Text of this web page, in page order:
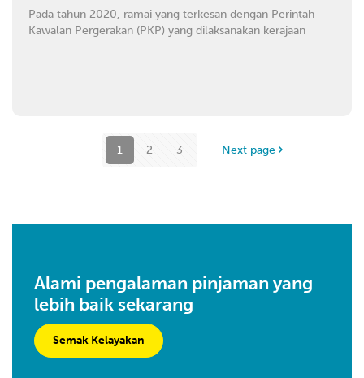
Pada tahun 2020, ramai yang terkesan dengan Perintah
Kawalan Pergerakan (PKP) yang dilaksanakan kerajaan
1 2 3 Next page
Alami pengalaman pinjaman yang
lebih baik sekarang
Semak Kelayakan